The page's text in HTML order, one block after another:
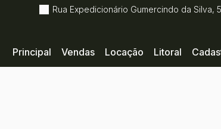
Rua Expedicionário Gumercindo da Silva,
Litoral
Locação
Vendas
Principal